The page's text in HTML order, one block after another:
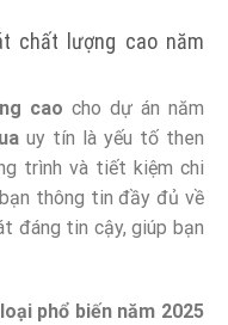
chất lượng cao năm
cao cho dự án năm
uy tín là yếu tố then
trình và tiết kiệm chi
thông tin đầy đủ về
đáng tin cậy, giúp bạn
phổ biến năm 2025